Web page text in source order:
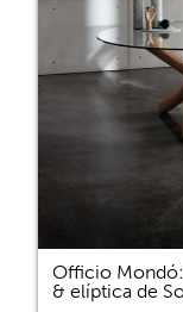
Officio
& elíptica de